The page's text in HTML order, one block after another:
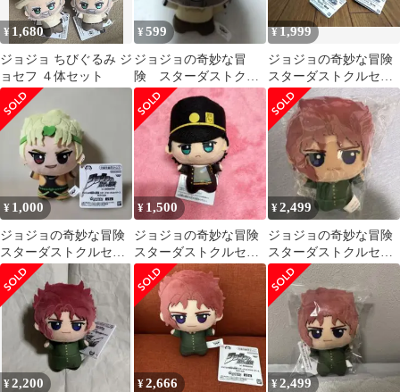
¥ 1,680
ジョジョ ちびぐるみ ジ
ョセフ ４体セット
¥599
ジョジョの奇妙な冒
険 スターダストクル
セイダース ちびぐる
み ジョセフ
¥1,999
ジョジョの奇妙な冒険
スターダストクルセイ
ダース ちびぐるみ ２種
セット
¥ 1,000
ジョジョの奇妙な冒険
スターダストクルセイ
ダース ちびぐるみ ディ
オ DIO
¥ 1,500
ジョジョの奇妙な冒険
スターダストクルセイ
ダース ちびぐるみ 空条
承太郎
¥2,499
ジョジョの奇妙な冒険
スターダストクルセイ
ダース ちびぐるみ 花
京院典明
¥2,200 ¥2,666 ¥2,499